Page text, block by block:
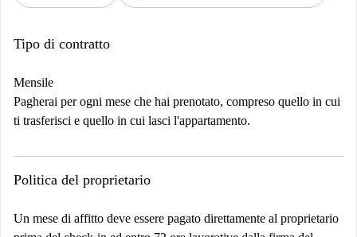
Tipo di contratto
Mensile
Pagherai per ogni mese che hai prenotato, compreso quello in cui
ti trasferisci e quello in cui lasci l'appartamento.
Politica del proprietario
Un mese di affitto deve essere pagato direttamente al proprietario